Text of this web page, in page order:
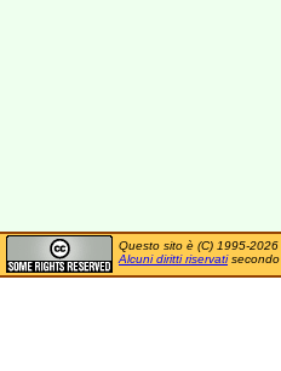
Questo sito è (C) 1995-
Alcuni diritti riservatisecondo